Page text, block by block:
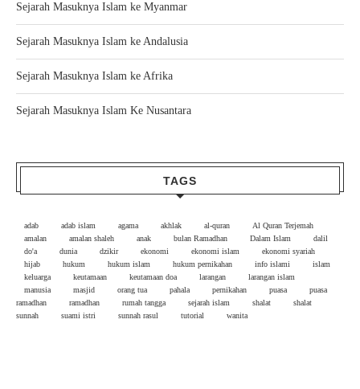
Sejarah Masuknya Islam ke Myanmar
Sejarah Masuknya Islam ke Andalusia
Sejarah Masuknya Islam ke Afrika
Sejarah Masuknya Islam Ke Nusantara
TAGS
adab adab islam agama akhlak al-quran
Al Quran Terjemah
amalan
amalan shaleh anak bulan Ramadhan Dalam Islam
dalil
do'a
dunia dzikir ekonomi ekonomi islam
ekonomi syariah
hijab
hukum hukum islam hukum pernikahan info islami
islam
keluarga
keutamaan keutamaan doa larangan
larangan islam
manusia
masjid orang tua pahala pernikahan puasa
puasa
ramadhan
ramadhan rumah tangga sejarah islam shalat
shalat
sunnah
suami istri sunnah rasul tutorial wanita